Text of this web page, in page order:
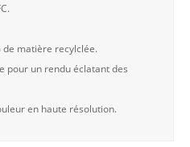
de matière recylclée.
pour un rendu éclatant des
en haute résolution.